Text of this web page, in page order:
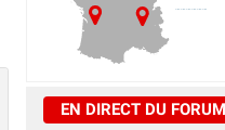
EN DIRECT DU FORUM